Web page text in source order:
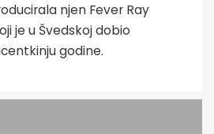
njen Fever Ray
je u Švedskoj dobio
godine.